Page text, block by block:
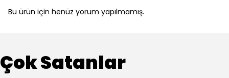
Bu ürün için henüz yorum yapılmamış.
Çok Satanlar